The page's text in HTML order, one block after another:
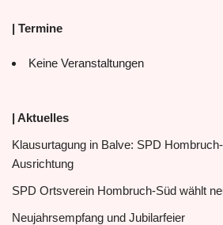
| Termine
Keine Veranstaltungen
| Aktuelles
Klausurtagung in Balve: SPD
Ausrichtung
SPD Ortsverein Hombruch-Süd wählt
Neujahrsempfang und Jubilarfeier